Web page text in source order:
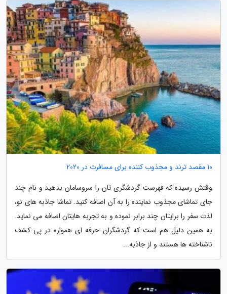
10 مقصد ترند و مجذوب کننده برای مسافرت در 2020
وقتش رسیده که فهرست گردشگری تان را سروسامان بدهید و نام چند
جای تماشای مجذوب نماینده را به آن اضافه کنید. تماشا جاذبه های نو،
لذت سفر را برایتان چند برابر نموده و به تجربه هایتان اضافه می نماید.
به همین دلیل هم است که گردشگران حرفه ای همواره در پی کشف
ناشناخته ها هستند و از جاذبه...